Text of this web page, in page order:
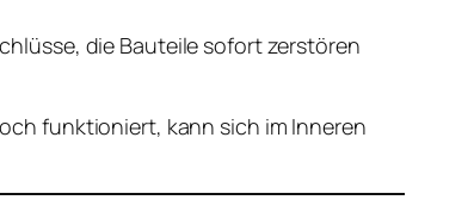
die Bauteile sofort zerstören
funktioniert, kann sich im Inneren